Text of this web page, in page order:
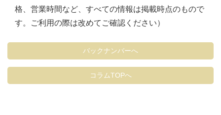
格、営業時間など、すべての情報は掲載時点のもので
す。ご利用の際は改めてご確認ください）
バックナンバーへ
コラムTOPへ